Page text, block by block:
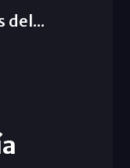
del...